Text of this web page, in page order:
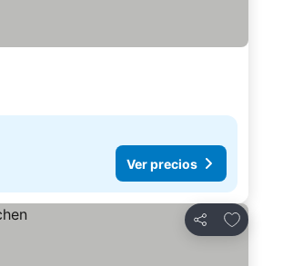
Ver precios
Compartir
Añadir a